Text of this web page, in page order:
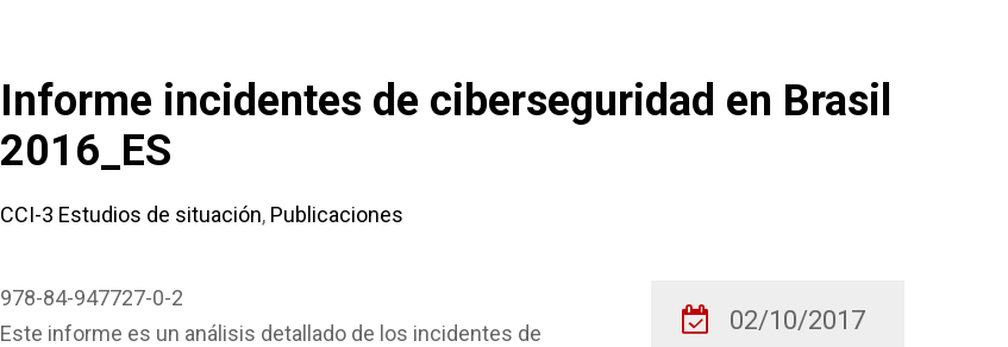
Informe incidentes de ciberseguridad en Brasil
2016_ES
CCI-3 Estudios de situación, Publicaciones
978-84-947727-0-2
Este informe es un análisis detallado de los incidentes de
02/10/2017